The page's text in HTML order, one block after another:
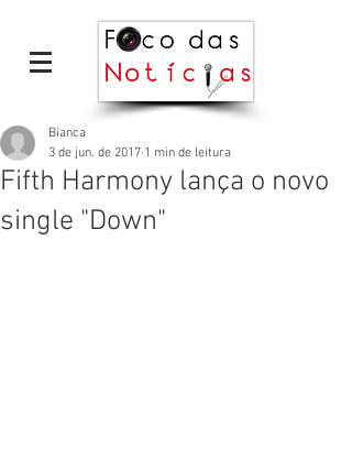
Fifth Harmony lança o novo
single "Down"
Bianca
3 de jun. de 2017 1 min de leitura